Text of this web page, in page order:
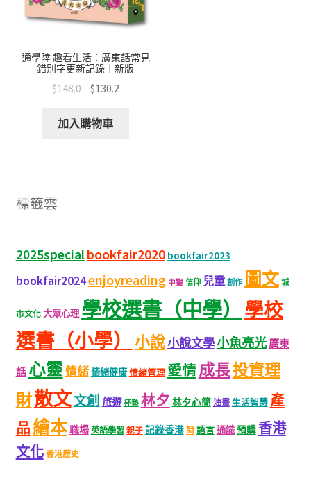
通學陸 趣看生活：廣東話常見
錯別字更新記錄｜新版
$148.0 $130.2
加入購物車
標籤雲
2025specialbookfair2020 bookfair2023
bookfair2024enjoyreading 中醫 信仰 兒童 創作 圖文 城
市文化 大眾心理 學校選書（中學）
學校
選書（小學）
小說小說文學小魚亮光廣東
話 心靈情緒情緒健康情緒管理 愛情成長投資理
財散文文創 旅遊 杯墊 林夕 林夕心簡 油畫 生活智慧 產
品繪本職場 英語學習 親子 記錄香港 詩 語言通識預購香港
文化 香港歷史